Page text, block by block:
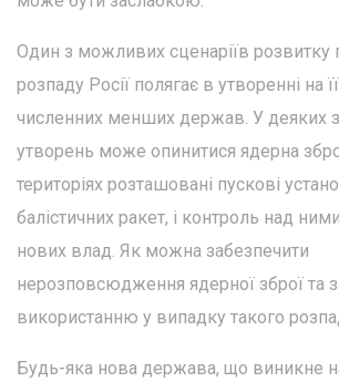
Один з можливих сценаріїв розвитку
розпаду Росії полягає в утворенні на
численних менших держав. У деяких
утворень може опинитися ядерна
територіях розташовані пускові
балістичних ракет, і контроль над
нових влад. Як можна забезпечити
нерозповсюдження ядерної зброї та
використанню у випадку такого
Будь-яка нова держава, що виникне